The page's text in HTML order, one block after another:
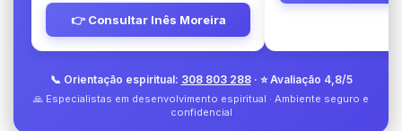
👉 Consultar Inês Moreira
📞 Orientação espiritual: 308 803 288· ⭐ Avaliação 4,8/5
🙏 Especialistas em desenvolvimento espiritual · Ambiente seguro e
confidencial